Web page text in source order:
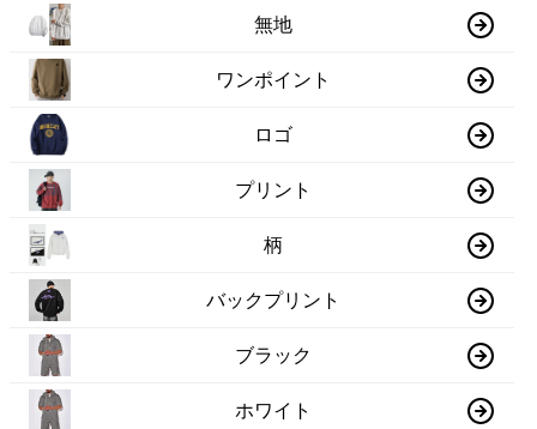
無地
ワンポイント
ロゴ
プリント
柄
バックプリント
ブラック
ホワイト